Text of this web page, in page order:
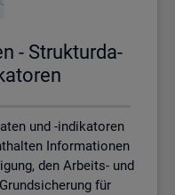
- Struk­tur­da­
und -indikatoren
Informationen
den Arbeits- und
für